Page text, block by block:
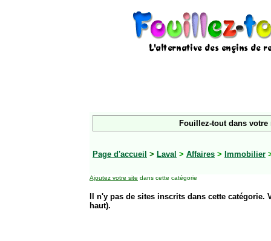
Fouillez-tout dans votre
Page d'accueil > Laval > Affaires > Immobilier
Ajoutez votre site dans cette catégorie
Il n'y pas de sites inscrits dans cette
haut).